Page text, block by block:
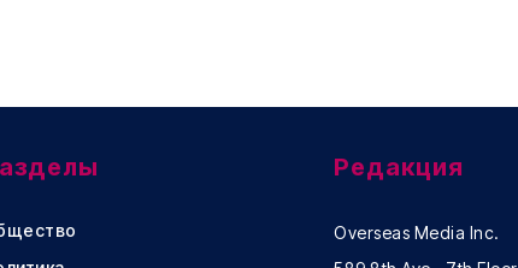
Редакция
Overseas Media Inc.